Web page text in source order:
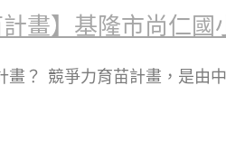
計畫】基隆市尚仁
畫？ 競爭力育苗計畫，是由